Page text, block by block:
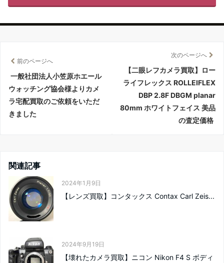
前のページへ
一般社団法人小笠原ホエール
ウォッチング協会様よりカメ
ラ宅配買取のご依頼をいただ
きました
次のページへ
【二眼レフカメラ買取】ロー
ライフレックス ROLLEIFLEX
DBP 2.8F DBGM planar
80mm ホワイトフェイス 美品
の査定価格
関連記事
2024年1月9日
【レンズ買取】コンタックス Contax Carl Zeis...
2024年9月19日
【壊れたカメラ買取】ニコン Nikon F4 S ボディ